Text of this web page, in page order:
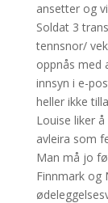
ansetter og
Soldat 3
tennsnor/
oppnås med
innsyn i e-
heller ikke
Louise liker
avleira som
Man må jo
Finnmark og